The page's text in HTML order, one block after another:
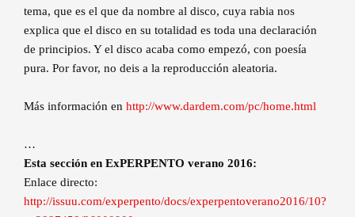
tema, que es el que da nombre al disco, cuya rabia nos
explica que el disco en su totalidad es toda una declaración
de principios. Y el disco acaba como empezó, con poesía
pura. Por favor, no deis a la reproducción aleatoria.
Más información en http://www.dardem.com/pc/home.html
…
Esta sección en ExPERPENTO verano 2016:
Enlace directo:
http://issuu.com/experpento/docs/experpentoverano2016/10?